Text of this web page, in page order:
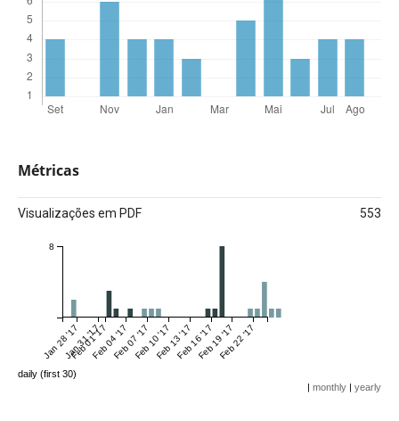
Métricas
Visualizações em PDF 553
Jan 28 '17Jan 31 '17
Feb 01 '17Feb 04 '17Feb 07 '17Feb 10 '17Feb 13 '17Feb 16 '17Feb 19 '17Feb 22 '17
8
daily (first 30)
|monthly |yearly